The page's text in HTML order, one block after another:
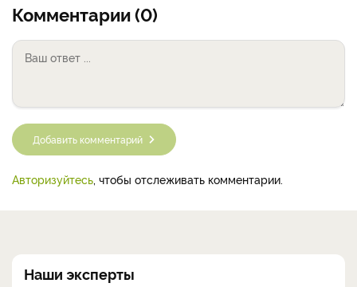
Комментарии (0)
Добавить комментарий
Авторизуйтесь , чтобы отслеживать комментарии.
Наши эксперты